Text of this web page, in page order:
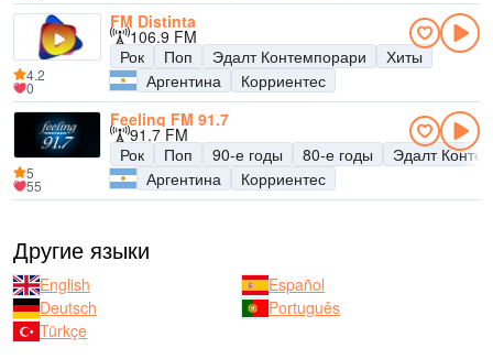
FM Distinta
106.9 FM
Рок
Поп Эдалт Контемпорари
Хиты
Аргентина
Корриентес
4.2
0
Feeling FM 91.7
91.7 FM
Рок
Поп 90-е годы 80-е годы
Эдалт
Аргентина
Корриентес
5
55
Другие языки
English
Español
Deutsch
Português
Türkçe